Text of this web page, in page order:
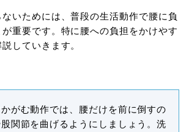
いためには、普段の生活動作で腰に負
重要です。特に腰への負担をかけやす
していきます。
がむ動作では、腰だけを前に倒すの
関節を曲げるようにしましょう。洗